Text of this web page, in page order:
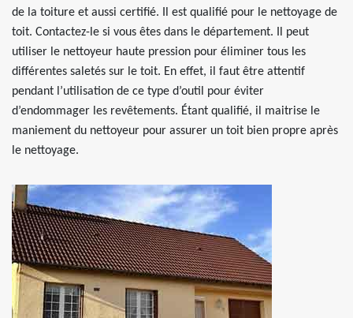
de la toiture et aussi certifié. Il est qualifié pour le nettoyage de
toit. Contactez-le si vous êtes dans le département. Il peut
utiliser le nettoyeur haute pression pour éliminer tous les
différentes saletés sur le toit. En effet, il faut être attentif
pendant l’utilisation de ce type d’outil pour éviter
d’endommager les revêtements. Étant qualifié, il maitrise le
maniement du nettoyeur pour assurer un toit bien propre après
le nettoyage.